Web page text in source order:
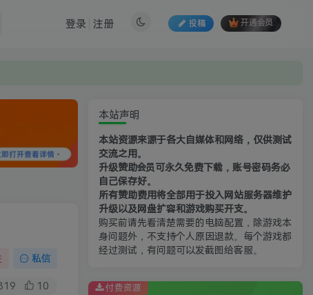
投稿 开通会员
登录 注册
私信
10
本站声明
本站资源来源于各大自媒体和网络，仅供测试
交流之用。
升级赞助会员可永久免费下载，账号密码务必
自己保存好。
所有赞助费用将全部用于投入网站服务器维护
升级以及网盘扩容和游戏购买开支。
购买前请先看清楚需要的电脑配置，除游戏本
身问题外，不支持个人原因退款。每个游戏都
经过测试，有问题可以发截图给客服。
付费资源